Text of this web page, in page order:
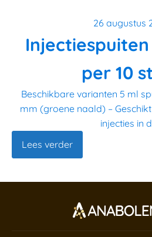
26 augustus
per 10
Beschikbare varianten 5 ml
mm (groene naald) –
injecties in
Lees verder